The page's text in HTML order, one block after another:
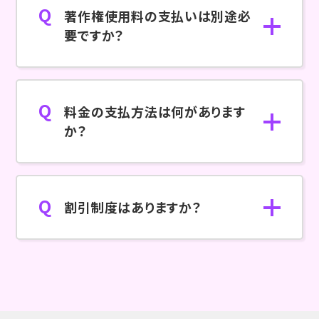
著作権使用料の支払いは別途必
要ですか？
料金の支払方法は何があります
か？
割引制度はありますか？